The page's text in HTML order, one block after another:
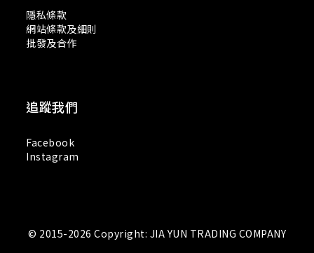
隱私條款
網站條款及細則
批發及合作
追蹤我們
Facebook
Instagram
© 2015-2026 Copyright: JIA YUN TRADING COMPANY